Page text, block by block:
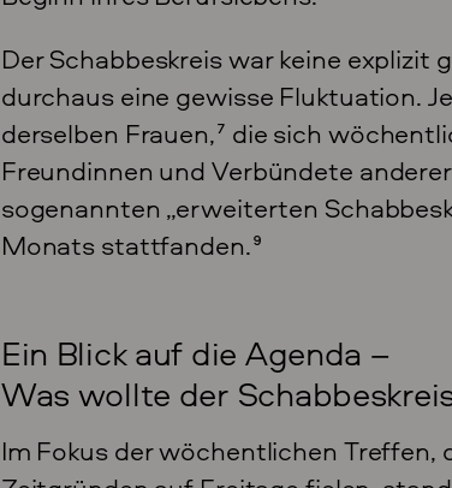
Der Schabbeskreis war keine explizit
durchaus eine gewisse Fluktuation.
derselben Frauen,7 die sich
Freundinnen und Verbündete
sogenannten „erweiterten
Monats stattfanden.9
Ein Blick auf die Agenda –
Was wollte der
Im Fokus der wöchentlichen Treffen,